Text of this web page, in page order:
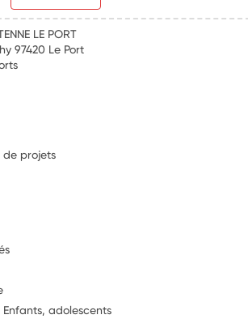
LE PORT
97420 Le Port
projets
Enfants, adolescents